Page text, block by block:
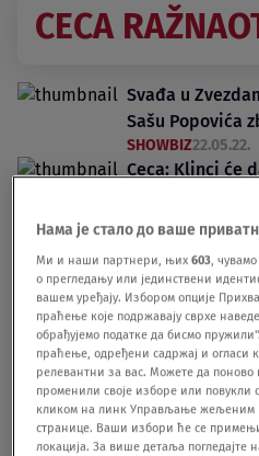
CECA
Svađa u
Sašu Popovića
SHOWBIZ22.05.22.
Ceca: Klinci će
Нама је стало до ваше
Ми и наши партнери, њих603,
о прегледању или јединствени
вашем уређају. Избором опције
праћење које подржавају сврхе
обрађујемо податке да бисмо
праћење, одређени садржај и огласи
релевантни за вас. Можете да поново
променили своје изборе или повукли
кликом на линк Управљање жељеним
странице. Ваши избори ће се
локација. За више детаља погледајте